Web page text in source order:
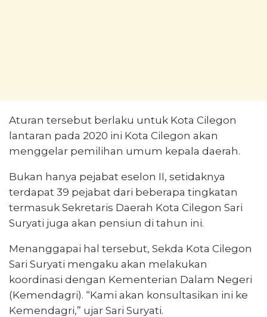
Aturan tersebut berlaku untuk Kota Cilegon
lantaran pada 2020 ini Kota Cilegon akan
menggelar pemilihan umum kepala daerah.
Bukan hanya pejabat eselon II, setidaknya
terdapat 39 pejabat dari beberapa tingkatan
termasuk Sekretaris Daerah Kota Cilegon Sari
Suryati juga akan pensiun di tahun ini.
Menanggapai hal tersebut, Sekda Kota Cilegon
Sari Suryati mengaku akan melakukan
koordinasi dengan Kementerian Dalam Negeri
(Kemendagri). “Kami akan konsultasikan ini ke
Kemendagri,” ujar Sari Suryati.